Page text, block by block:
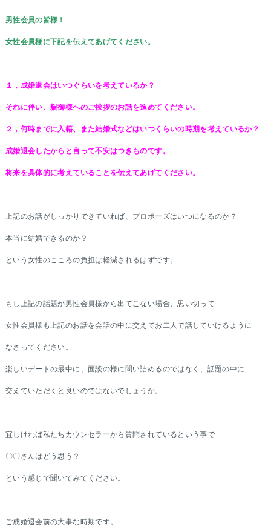
男性会員の皆様！
女性会員様に下記を伝えてあげてください。
１，成婚退会はいつぐらいを考えているか？
それに伴い、親御様へのご挨拶のお話を進めてください。
２，何時までに入籍、また結婚式などはいつくらいの時期を考えているか？
成婚退会したからと言って不安はつきものです。
将来を具体的に考えていることを伝えてあげてください。
上記のお話がしっかりできていれば、プロポーズはいつになるのか？
本当に結婚できるのか？
という女性のこころの負担は軽減されるはずです。
もし上記の話題が男性会員様から出てこない場合、思い切って
女性会員様も上記のお話を会話の中に交えてお二人で話していけるように
なさってください。
楽しいデートの最中に、面談の様に問い詰めるのではなく、話題の中に
交えていただくと良いのではないでしょうか。
宜しければ私たちカウンセラーから質問されているという事で
〇〇さんはどう思う？
という感じで聞いてみてください。
ご成婚退会前の大事な時期です。